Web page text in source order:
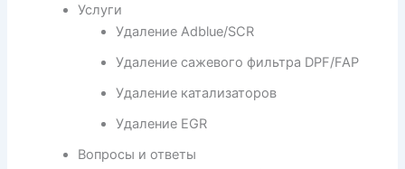
Услуги
Удаление Adblue/SCR
Удаление сажевого фильтра DPF/FAP
Удаление катализаторов
Удаление EGR
Вопросы и ответы